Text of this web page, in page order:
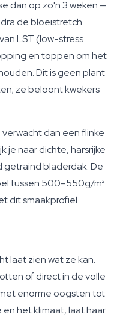
dan op zo'n 3 weken —
de bloeistretch
LST (low-stress
en toppen om het
Dit is geen plant
ze beloont kwekers
verwacht dan een flinke
je naar dichte, harsrijke
bladerdak. De
tussen 500–550g/m²
dit smaakprofiel.
laat zien wat ze kan.
of direct in de volle
enorme oogsten tot
het klimaat, laat haar